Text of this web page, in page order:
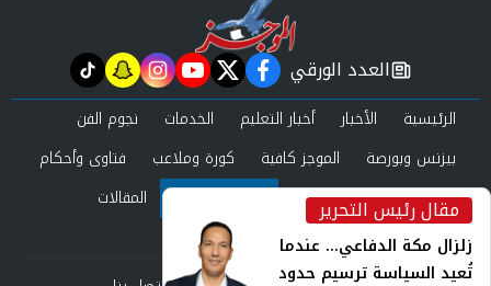
مقال رئيس التحرير
زلزال مكة الدفاعي... عندما
تُعيد السياسة ترسيم حدود
newspaper
العدد الورقي facebook
twitter
youtube
instagram
snapchat
tiktok
الرئيسية الأخبار أخبار التعليم الخدمات
نجوم الفن
بيزنس وبورصة
الموجز كافية كورة وملاعب
فتاوى وأحكام
صحة وجمال
عرب وعالم حوادث ومحاكم
المقالات
العدد الورقي